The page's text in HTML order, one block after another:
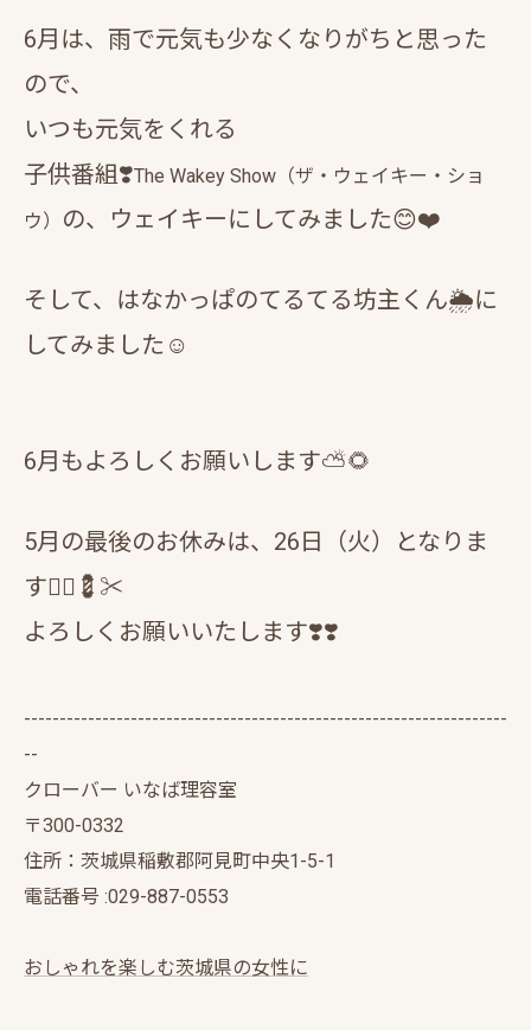
6月は、雨で元気も少なくなりがちと思った
ので、
いつも元気をくれる
子供番組❣️The Wakey Show（ザ・ウェイキー・ショ
ウ）
の、ウェイキーにしてみました😊❤️
そして、はなかっぱのてるてる坊主くん🌦に
してみました☺️
6月もよろしくお願いします⛅🌻
5月の最後のお休みは、26日（火）となりま
す💁‍♂️💈✂️
よろしくお願いいたします❣️❣️
--------------------------------------------------------------------
--
クローバー いなば理容室
〒300-0332
住所：茨城県稲敷郡阿見町中央1-5-1
電話番号 :029-887-0553
おしゃれを楽しむ茨城県の女性に